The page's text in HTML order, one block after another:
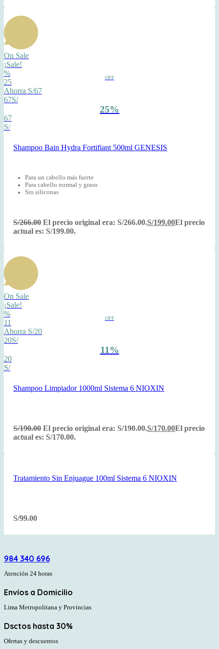
On Sale
¡Sale!
%
OFF
25
Ahorra S/67
67S/
25%
67
S/
Shampoo Bain Hydra Fortifiant 500ml GENESIS
Para un cabello más fuerte
Para cabello normal y graso
Sin siliconas
S/266.00 El precio original era: S/266.00.S/199.00El precio
actual es: S/199.00.
On Sale
¡Sale!
%
OFF
11
Ahorra S/20
20S/
11%
20
S/
Shampoo Limpiador 1000ml Sistema 6 NIOXIN
S/190.00 El precio original era: S/190.00.S/170.00El precio
actual es: S/170.00.
Tratamiento Sin Enjuague 100ml Sistema 6 NIOXIN
S/99.00
984 340 696
Atención 24 horas
Envíos a Domicilio
Lima Metropolitana y Provincias
Dsctos hasta 30%
Ofertas y descuentos